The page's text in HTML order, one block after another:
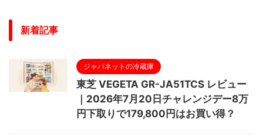
新着記事
ジャパネットの冷蔵庫
東芝 VEGETA GR-JA51TCS レビュー
｜2026年7月20日チャレンジデー8万
円下取りで179,800円はお買い得？